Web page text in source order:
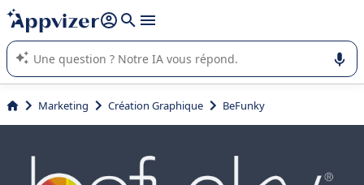
répondre (plusieurs lignes avec
L'IA de Appvizer vous guide dans l'utilisation ou la sélection de
logiciel SaaS en entreprise.
Marketing Création Graphique BeFunky